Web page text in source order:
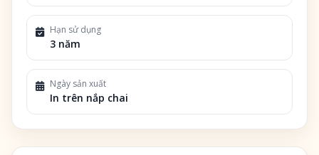
Hạn sử dụng
3 năm
Ngày sản xuất
In trên nắp chai